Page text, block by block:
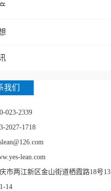
我们
023-2339
2027-1718
lean.com
市两江新区金山街道栖霞路18号13
14